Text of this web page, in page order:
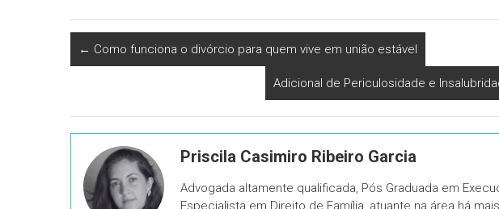
← Como funciona o divórcio para quem vive em união estável
Adicional de Periculosidade e
Priscila Casimiro Ribeiro Garcia
Advogada altamente qualificada, Pós Graduada em
Especialista em Direito de Família, atuante na área há